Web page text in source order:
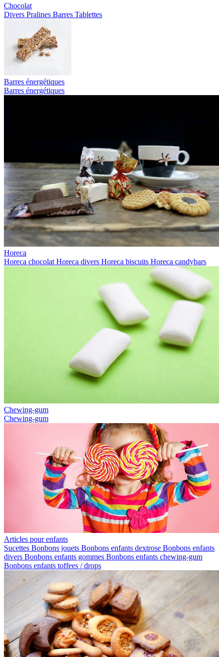
Chocolat
Divers Pralines Barres Tablettes
Barres énergétiques
Barres énergétiques
Horeca
Horeca chocolat Horeca divers Horeca biscuits Horeca candybars
Chewing-gum
Chewing-gum
Articles pour enfants
Sucettes Bonbons jouets Bonbons enfants dextrose Bonbons enfants
divers Bonbons enfants gommes Bonbons enfants chewing-gum
Bonbons enfants toffees / drops